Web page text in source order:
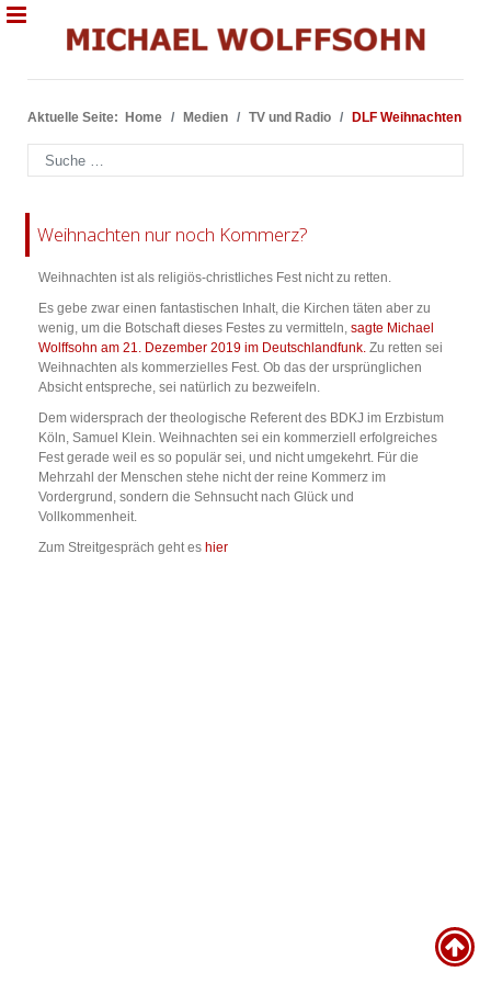
Aktuelle Seite: Home Medien TV und Radio DLF Weihnachten
Suchen
Weihnachten nur noch Kommerz?
Weihnachten ist als religiös-christliches Fest nicht zu retten.
Es gebe zwar einen fantastischen Inhalt, die Kirchen täten aber zu
wenig, um die Botschaft dieses Festes zu vermitteln, sagte Michael
Wolffsohn am 21. Dezember 2019 im Deutschlandfunk. Zu retten sei
Weihnachten als kommerzielles Fest. Ob das der ursprünglichen
Absicht entspreche, sei natürlich zu bezweifeln.
Dem widersprach der theologische Referent des BDKJ im Erzbistum
Köln, Samuel Klein. Weihnachten sei ein kommerziell erfolgreiches
Fest gerade weil es so populär sei, und nicht umgekehrt. Für die
Mehrzahl der Menschen stehe nicht der reine Kommerz im
Vordergrund, sondern die Sehnsucht nach Glück und
Vollkommenheit.
Zum Streitgespräch geht es hier